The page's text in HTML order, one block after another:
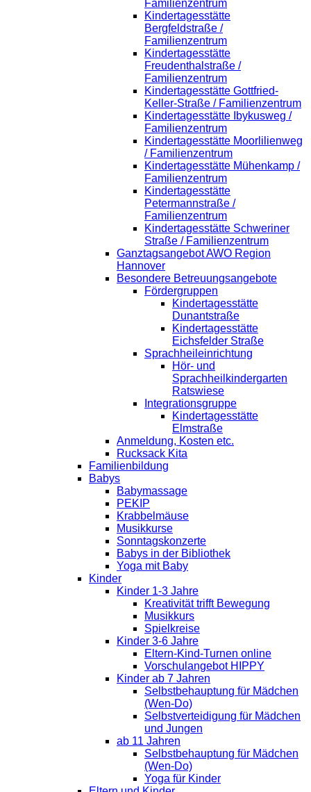
Familienzentrum
Kindertagesstätte
Bergfeldstraße /
Familienzentrum
Kindertagesstätte
Freudenthalstraße /
Familienzentrum
Kindertagesstätte Gottfried-
Keller-Straße / Familienzentrum
Kindertagesstätte Ibykusweg /
Familienzentrum
Kindertagesstätte Moorlilienweg
/ Familienzentrum
Kindertagesstätte Mühenkamp /
Familienzentrum
Kindertagesstätte
Petermannstraße /
Familienzentrum
Kindertagesstätte Schweriner
Straße / Familienzentrum
Ganztagsangebot AWO Region
Hannover
Besondere Betreuungsangebote
Fördergruppen
Kindertagesstätte
Dunantstraße
Kindertagesstätte
Eichsfelder Straße
Sprachheileinrichtung
Hör- und
Sprachheilkindergarten
Ratswiese
Integrationsgruppe
Kindertagesstätte
Elmstraße
Anmeldung, Kosten etc.
Rucksack Kita
Familienbildung
Babys
Babymassage
PEKIP
Krabbelmäuse
Musikkurse
Sonntagskonzerte
Babys in der Bibliothek
Yoga mit Baby
Kinder
Kinder 1-3 Jahre
Kreativität trifft Bewegung
Musikkurs
Spielkreise
Kinder 3-6 Jahre
Eltern-Kind-Turnen online
Vorschulangebot HIPPY
Kinder ab 7 Jahren
Selbstbehauptung für Mädchen
(Wen-Do)
Selbstverteidigung für Mädchen
und Jungen
ab 11 Jahren
Selbstbehauptung für Mädchen
(Wen-Do)
Yoga für Kinder